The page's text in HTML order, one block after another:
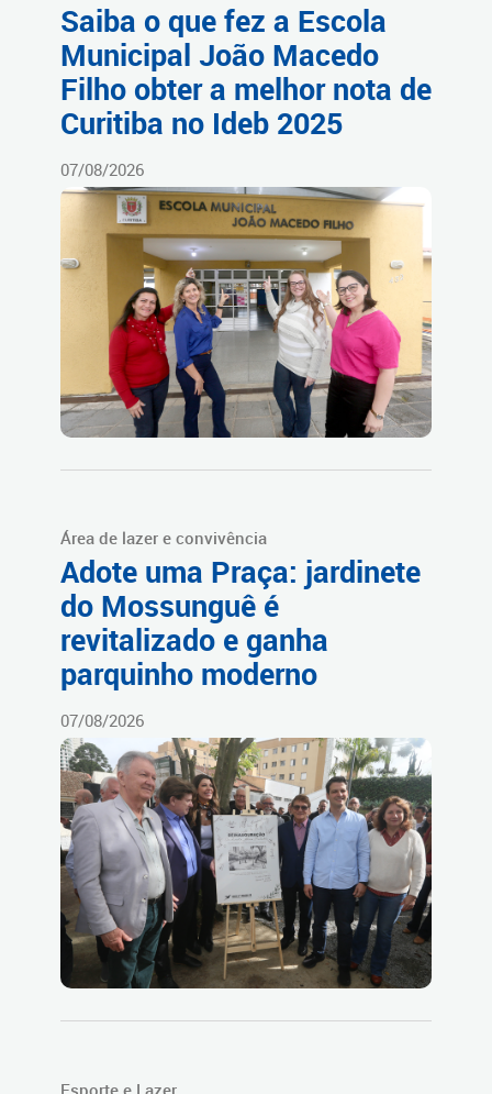
Saiba o que fez a Escola
Municipal João Macedo
Filho obter a melhor nota de
Curitiba no Ideb 2025
07/08/2026
Área de lazer e convivência
Adote uma Praça: jardinete
do Mossunguê é
revitalizado e ganha
parquinho moderno
07/08/2026
Esporte e Lazer